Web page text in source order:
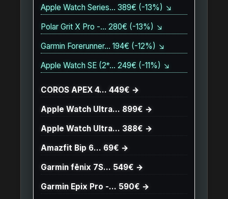
Apple Watch Series… 389€ (-13%) ↘
Polar Grit X Pro -… 280€ (-13%) ↘
Garmin Forerunner… 194€ (-12%) ↘
Apple Watch SE (2ᵉ… 249€ (-11%) ↘
COROS APEX 4… 449€ →
Apple Watch Ultra… 899€ →
Apple Watch Ultra… 388€ →
Amazfit Bip 6… 69€ →
Garmin fēnix 7S… 549€ →
Garmin Epix Pro -… 590€ →